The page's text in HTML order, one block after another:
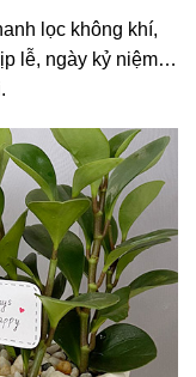
lọc không khí,
lễ, ngày kỷ niệm…